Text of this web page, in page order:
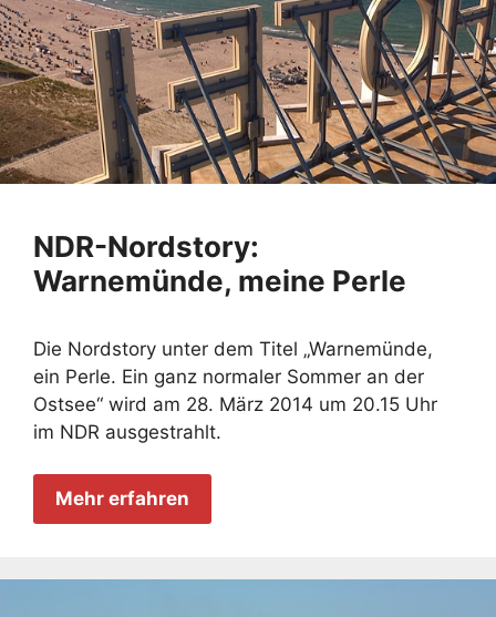
NDR-Nordstory:
Warnemünde, meine Perle
Die Nordstory unter dem Titel „Warnemünde,
ein Perle. Ein ganz normaler Sommer an der
Ostsee“ wird am 28. März 2014 um 20.15 Uhr
im NDR ausgestrahlt.
Mehr erfahren